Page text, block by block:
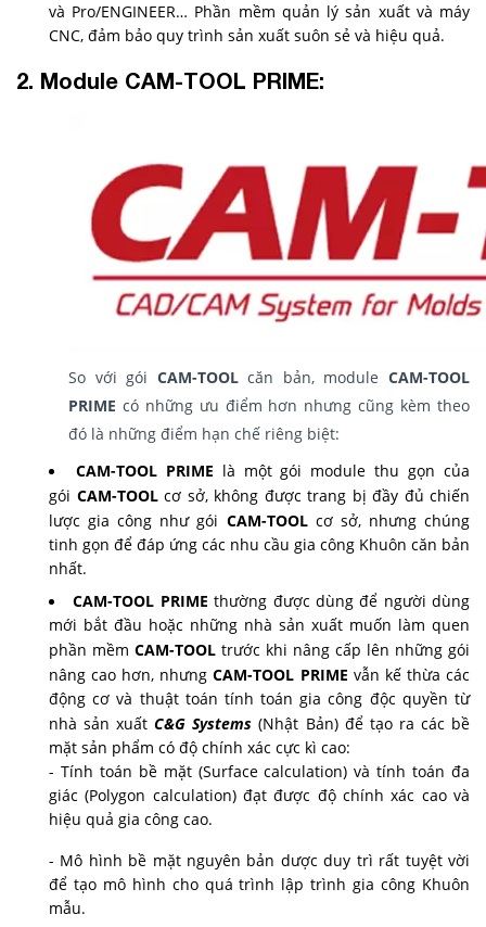
và Pro/ENGINEER… Phần mềm quản lý sản xuất và máy
CNC, đảm bảo quy trình sản xuất suôn sẻ và hiệu quả.
2. Module CAM-TOOL PRIME:
So với gói CAM-TOOLcăn bản, moduleCAM-TOOL
PRIME có những ưu điểm hơn nhưng cũng kèm theo
đó là những điểm hạn chế riêng biệt:
CAM-TOOL PRIME là một gói module thu gọn của
gói CAM-TOOLcơ sở, không được trang bị đầy đủ chiến
lược gia công như gói CAM-TOOL cơ sở, nhưng chúng
tinh gọn để đáp ứng các nhu cầu gia công Khuôn căn bản
nhất.
CAM-TOOL PRIME thường được dùng để người dùng
mới bắt đầu hoặc những nhà sản xuất muốn làm quen
phần mềm CAM-TOOL trước khi nâng cấp lên những gói
nâng cao hơn, nhưngCAM-TOOL PRIME vẫn kế thừa các
động cơ và thuật toán tính toán gia công độc quyền từ
nhà sản xuấtC&G Systems (Nhật Bản) để tạo ra các bề
mặt sản phẩm có độ chính xác cực kì cao:
- Tính toán bề mặt (Surface calculation) và tính toán đa
giác (Polygon calculation) đạt được độ chính xác cao và
hiệu quả gia công cao.
- Mô hình bề mặt nguyên bản dược duy trì rất tuyệt vời
để tạo mô hình cho quá trình lập trình gia công Khuôn
mẫu.